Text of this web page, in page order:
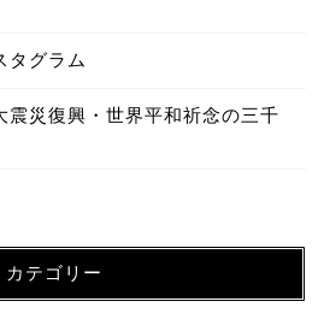
タグラム
震災復興・世界平和祈念の三千
カテゴリー